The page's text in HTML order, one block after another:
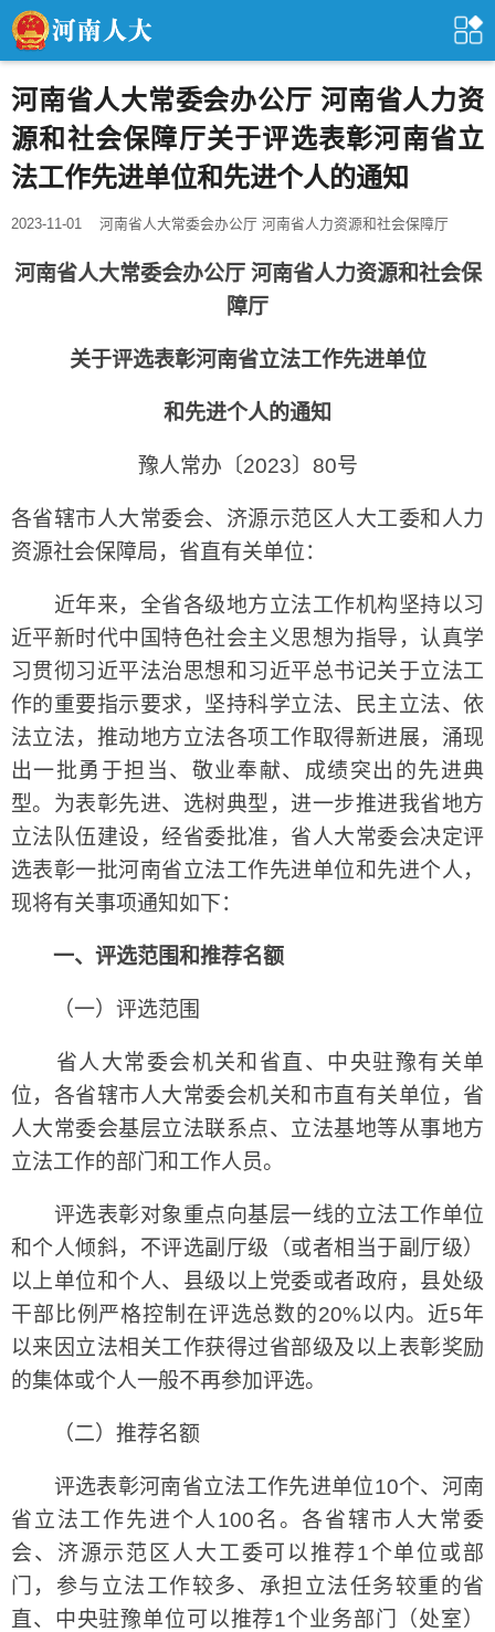
河南省人大常委会办公厅 河南省人力资
源和社会保障厅关于评选表彰河南省立
法工作先进单位和先进个人的通知
2023-11-01 河南省人大常委会办公厅 河南省人力资源和社会保障厅
河南省人大常委会办公厅 河南省人力资源和社会保
障厅
关于评选表彰河南省立法工作先进单位
和先进个人的通知
豫人常办〔2023〕80号
各省辖市人大常委会、济源示范区人大工委和人力
资源社会保障局，省直有关单位：
近年来，全省各级地方立法工作机构坚持以习
近平新时代中国特色社会主义思想为指导，认真学
习贯彻习近平法治思想和习近平总书记关于立法工
作的重要指示要求，坚持科学立法、民主立法、依
法立法，推动地方立法各项工作取得新进展，涌现
出一批勇于担当、敬业奉献、成绩突出的先进典
型。为表彰先进、选树典型，进一步推进我省地方
立法队伍建设，经省委批准，省人大常委会决定评
选表彰一批河南省立法工作先进单位和先进个人，
现将有关事项通知如下：
一、评选范围和推荐名额
（一）评选范围
省人大常委会机关和省直、中央驻豫有关单
位，各省辖市人大常委会机关和市直有关单位，省
人大常委会基层立法联系点、立法基地等从事地方
立法工作的部门和工作人员。
评选表彰对象重点向基层一线的立法工作单位
和个人倾斜，不评选副厅级（或者相当于副厅级）
以上单位和个人、县级以上党委或者政府，县处级
干部比例严格控制在评选总数的20%以内。近5年
以来因立法相关工作获得过省部级及以上表彰奖励
的集体或个人一般不再参加评选。
（二）推荐名额
评选表彰河南省立法工作先进单位10个、河南
省立法工作先进个人100名。各省辖市人大常委
会、济源示范区人大工委可以推荐1个单位或部
门，参与立法工作较多、承担立法任务较重的省
直、中央驻豫单位可以推荐1个业务部门（处室）